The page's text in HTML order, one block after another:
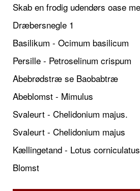
Dræbersnegle 1
Basilikum - Ocimum basilicum
Persille - Petroselinum crispum
Abebrødstræ se Baobabtræ
Abeblomst - Mimulus
Svaleurt - Chelidonium majus.
Svaleurt - Chelidonium majus
Kællingetand - Lotus corniculatus
Blomst